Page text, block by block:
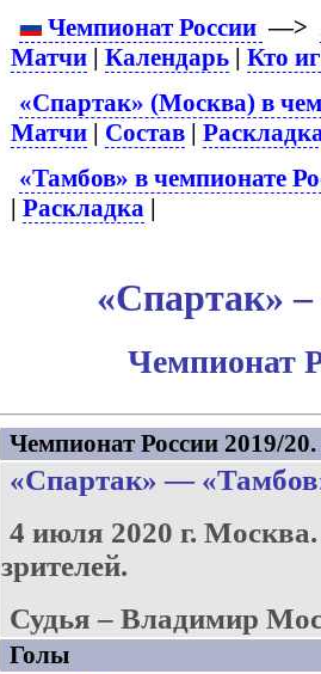
Чемпионат России —>
Матчи |Календарь |Кто
«Спартак» (Москва) в
Матчи | Состав |
«Тамбов» в чемпионате
|Раскладка |
«Спартак»
Чемпионат
Чемпионат России 2019/
«Спартак» —
4 июля 2020 г.
зрителей.
Судья – Владимир
Голы